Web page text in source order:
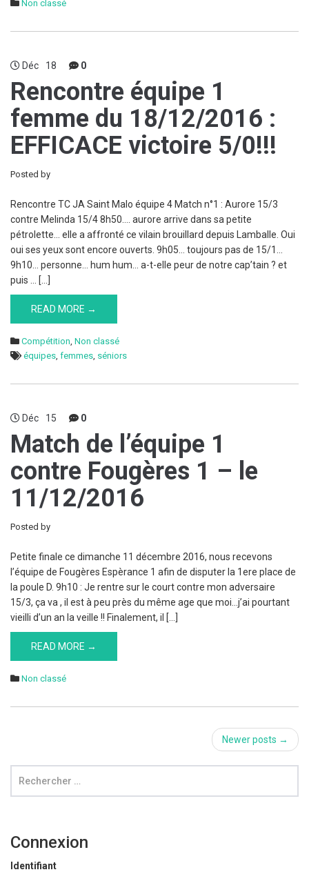
Non classé
Déc 18 0
Rencontre équipe 1
femme du 18/12/2016 :
EFFICACE victoire 5/0!!!
Posted by
Rencontre TC JA Saint Malo équipe 4 Match n°1 : Aurore 15/3
contre Melinda 15/4 8h50…. aurore arrive dans sa petite
pétrolette… elle a affronté ce vilain brouillard depuis Lamballe. Oui
oui ses yeux sont encore ouverts. 9h05… toujours pas de 15/1…
9h10… personne… hum hum… a-t-elle peur de notre cap’tain ? et
puis … […]
READ MORE →
Compétition, Non classé
équipes, femmes, séniors
Déc 15 0
Match de l’équipe 1
contre Fougères 1 – le
11/12/2016
Posted by
Petite finale ce dimanche 11 décembre 2016, nous recevons
l’équipe de Fougères Espèrance 1 afin de disputer la 1ere place de
la poule D. 9h10 : Je rentre sur le court contre mon adversaire
15/3, ça va , il est à peu près du même age que moi…j’ai pourtant
vieilli d’un an la veille !! Finalement, il […]
READ MORE →
Non classé
navigation
Newer posts →
Connexion
Identifiant